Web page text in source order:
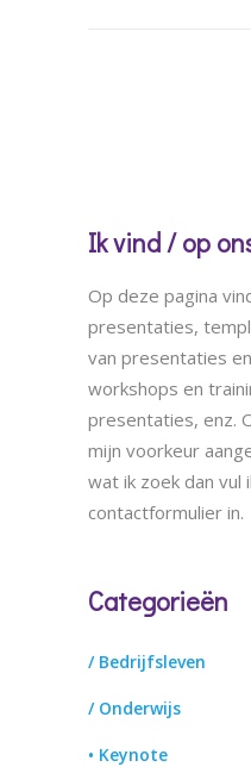
Ik vind / op
Op deze pagina
presentaties,
van presentaties
workshops en
presentaties, enz.
mijn voorkeur
wat ik zoek dan vul
contactformulier in.
Categorieën
/ Bedrijfsleven
/ Onderwijs
• Keynote